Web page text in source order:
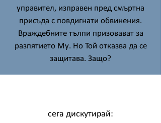
управител, изправен пред смъртна
присъда с повдигнати обвинения.
Враждебните тълпи призовават за
разпятието Му. Но Той отказва да се
защитава. Защо?
сега дискутирай: